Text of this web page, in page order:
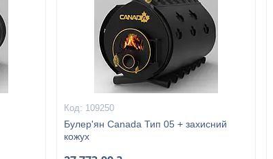
109250
Булер'ян Canada Тип 05 + захисний
кожух